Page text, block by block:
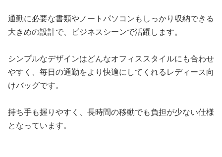
通勤に必要な書類やノートパソコンもしっかり収納できる
大きめの設計で、ビジネスシーンで活躍します。
シンプルなデザインはどんなオフィススタイルにも合わせ
やすく、毎日の通勤をより快適にしてくれるレディース向
けバッグです。
持ち手も握りやすく、長時間の移動でも負担が少ない仕様
となっています。